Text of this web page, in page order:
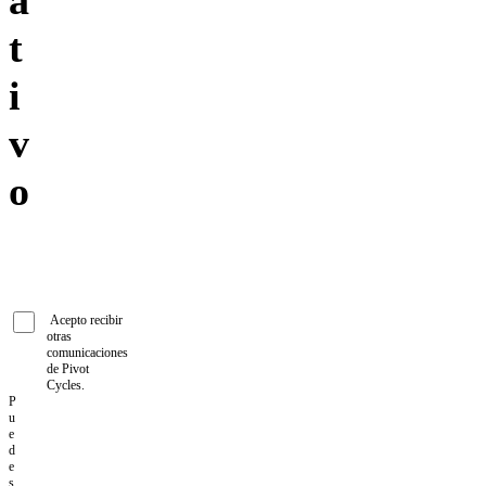
t
i
v
o
Acepto recibir
otras
comunicaciones
de Pivot
Cycles.
P
u
e
d
e